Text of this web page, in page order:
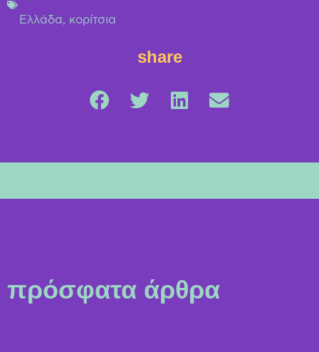
Ελλάδα, κορίτσια
share
πρόσφατα άρθρα